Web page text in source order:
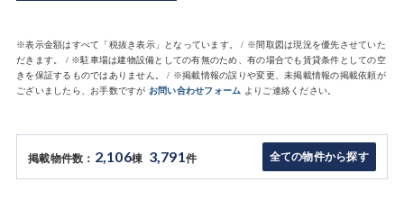
※表示金額はすべて「税抜き表示」となっています。 / ※間取図は現況を優先させていた
だきます。 / ※駐車場は建物設備としての有無のため、有の場合でも賃貸条件としての空
きを保証するものではありません。 / ※掲載情報の誤りや変更、未掲載情報の掲載依頼が
ございましたら、お手数ですが お問い合わせフォーム よりご連絡ください。
掲載物件数： 2,106棟 3,791件 全ての物件から探す